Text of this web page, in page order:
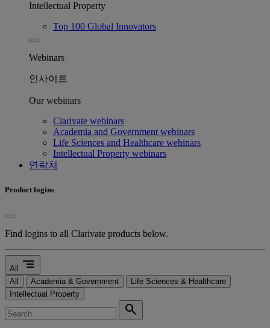
Intellectual Property
Top 100 Global Innovators
Webinars
인사이트
Our webinars
Clarivate webinars
Academia and Government webinars
Life Sciences and Healthcare webinars
Intellectual Property webinars
연락처
Product logins
Find logins to all Clarivate products below.
All segment
All Academia & Government
Life Sciences & Healthcare
Intellectual Property
search